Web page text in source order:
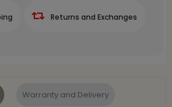
Returns and Exchanges
Warranty and Delivery